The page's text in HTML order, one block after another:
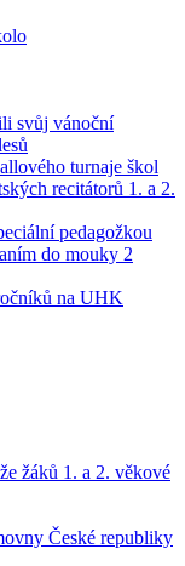
svůj vánoční
turnaje škol
recitátorů 1. a 2.
pedagožkou
do mouky 2
na UHK
žáků 1. a 2. věkové
České republiky